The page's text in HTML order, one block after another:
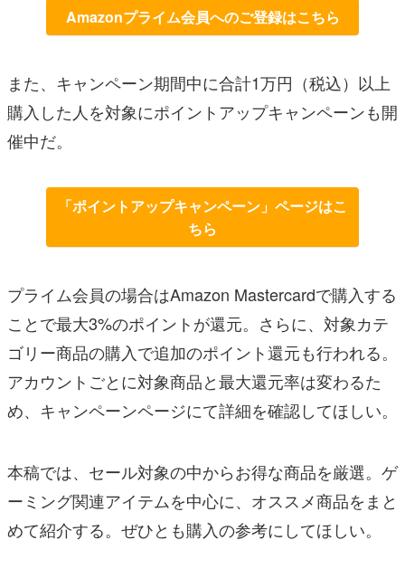
Amazonプライム会員へのご登録はこちら
また、キャンペーン期間中に合計1万円（税込）以上
購入した人を対象にポイントアップキャンペーンも開
催中だ。
「ポイントアップキャンペーン」ページはこ
ちら
プライム会員の場合はAmazon Mastercardで購入する
ことで最大3%のポイントが還元。さらに、対象カテ
ゴリー商品の購入で追加のポイント還元も行われる。
アカウントごとに対象商品と最大還元率は変わるた
め、キャンペーンページにて詳細を確認してほしい。
本稿では、セール対象の中からお得な商品を厳選。ゲ
ーミング関連アイテムを中心に、オススメ商品をまと
めて紹介する。ぜひとも購入の参考にしてほしい。